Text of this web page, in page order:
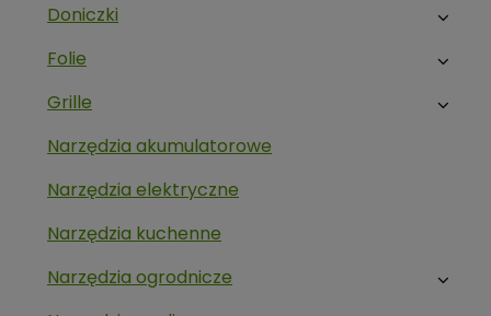
Doniczki
Folie
Grille
Narzędzia akumulatorowe
Narzędzia elektryczne
Narzędzia kuchenne
Narzędzia ogrodnicze